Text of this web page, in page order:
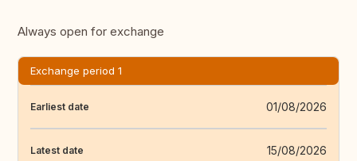
Always open for exchange
Exchange period 1
Earliest date 01/08/2026
Latest date 15/08/2026